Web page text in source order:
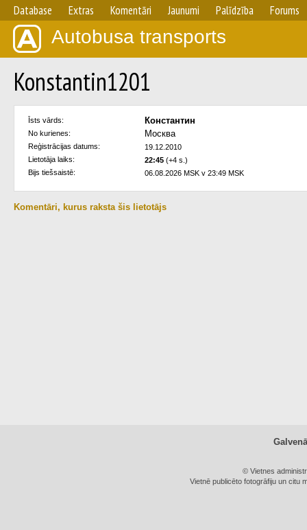
Database Extras Komentāri Jaunumi Palīdzība Forums
Autobusa transports
Konstantin1201
Īsts vārds: Константин
No kurienes: Москва
Reģistrācijas datums:
19.12.2010
Lietotāja laiks:
22:45 (+4 s.)
Bijs tiešsaistē:
06.08.2026 MSK v 23:49 MSK
Komentāri, kurus raksta šis lietotājs
© Vietnes
Vietnē publicēto fotogrāfiju un citu